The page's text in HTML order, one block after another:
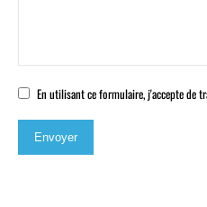
En utilisant ce formulaire, j'accepte de
Envoyer